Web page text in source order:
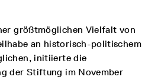
größtmöglichen Vielfalt von
an historisch-politischem
initiierte die
der Stiftung im November